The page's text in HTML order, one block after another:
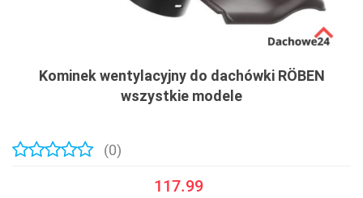
Kominek wentylacyjny do dachówki RÖBEN
wszystkie modele
(0)
117.99